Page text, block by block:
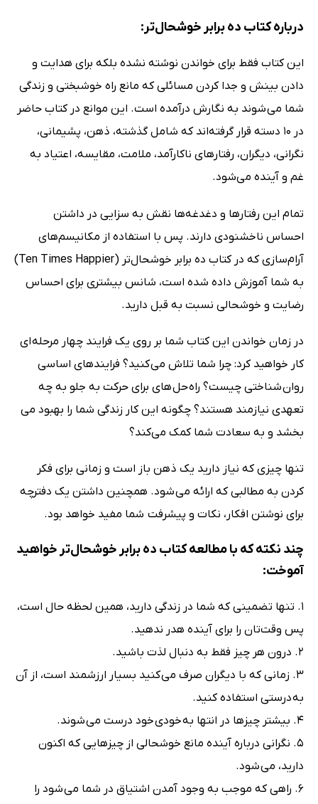
درباره کتاب ده برابر خوشحال‌تر:
این کتاب فقط برای خواندن نوشته نشده بلکه برای هدایت و
دادن بینش و جدا کردن مسائلی که مانع راه خوشبختی و زندگی
شما می شوند به نگارش درآمده است. این موانع در کتاب حاضر
در 10 دسته قرار گرفته‌اند که شامل گذشته، ذهن، پشیمانی،
نگرانی، دیگران، رفتارهای ناکارآمد، ملامت، مقایسه، اعتیاد به
غم و آینده می‌شود.
تمام این رفتارها و دغدغه‌ها نقش به سزایی در داشتن
احساس ناخشنودی دارند. پس با استفاده از مکانیسم‌های
آرام‌سازی که در کتاب ده برابر خوشحال‌تر (Ten Times Happier)
به شما آموزش داده شده است، شانس بیشتری برای احساس
رضایت و خوشحالی نسبت به قبل دارید.
در زمان خواندن این کتاب شما بر روی یک فرایند چهار مرحله ای
کار خواهید کرد: چرا شما تلاش می کنید؟ فرایندهای اساسی
روان شناختی چیست؟ راه حل های برای حرکت به جلو به چه
تعهدی نیازمند هستند؟ چگونه این کار زندگی شما را بهبود می
بخشد و به سعادت شما کمک می‌کند؟
تنها چیزی که نیاز دارید یک ذهن باز است و زمانی برای فکر
کردن به مطالبی که ارائه می شود. همچنین داشتن یک دفترچه
برای نوشتن افکار، نکات و پیشرفت شما مفید خواهد بود.
چند نکته که با مطالعه کتاب ده برابر خوشحال‌تر خواهید
آموخت:
1. تنها تضمینی که شما در زندگی دارید، همین لحظه حال است،
پس وقت‌تان را برای آینده هدر ندهید.
2. درون هر چیز فقط به دنبال لذت باشید.
3. زمانی که با دیگران صرف می کنید بسیار ارزشمند است، از آن
به درستی استفاده کنید.
4. بیشتر چیزها در انتها به خودی خود درست می شوند.
5. نگرانی درباره آینده مانع خوشحالی از چیزهایی که اکنون
دارید، می شود.
6. راهی که موجب به وجود آمدن اشتیاق در شما می شود را